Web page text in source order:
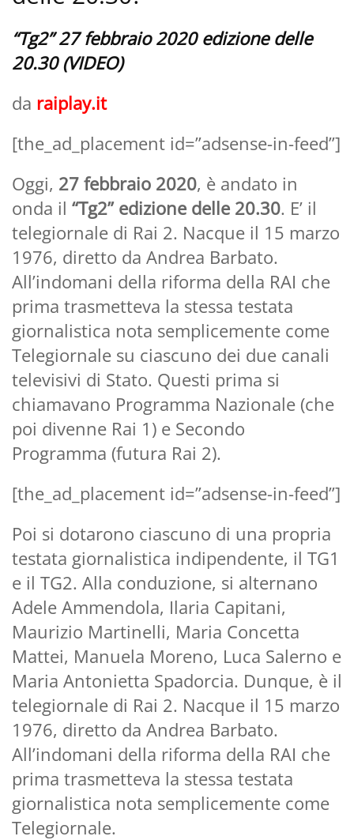
“Tg2” 27 febbraio 2020 edizione delle
20.30 (VIDEO)
da raiplay.it
[the_ad_placement id=”adsense-in-feed”]
Oggi, 27 febbraio 2020, è andato in
onda il “Tg2” edizione delle 20.30. E’ il
telegiornale di Rai 2. Nacque il 15 marzo
1976, diretto da Andrea Barbato.
All’indomani della riforma della RAI che
prima trasmetteva la stessa testata
giornalistica nota semplicemente come
Telegiornale su ciascuno dei due canali
televisivi di Stato. Questi prima si
chiamavano Programma Nazionale (che
poi divenne Rai 1) e Secondo
Programma (futura Rai 2).
[the_ad_placement id=”adsense-in-feed”]
Poi si dotarono ciascuno di una propria
testata giornalistica indipendente, il TG1
e il TG2. Alla conduzione, si alternano
Adele Ammendola, Ilaria Capitani,
Maurizio Martinelli, Maria Concetta
Mattei, Manuela Moreno, Luca Salerno e
Maria Antonietta Spadorcia. Dunque, è il
telegiornale di Rai 2. Nacque il 15 marzo
1976, diretto da Andrea Barbato.
All’indomani della riforma della RAI che
prima trasmetteva la stessa testata
giornalistica nota semplicemente come
Telegiornale.